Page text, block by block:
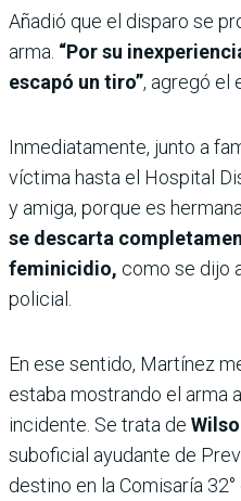
Añadió que el disparo se
arma. “Por su
escapó un tiro”, agregó el
Inmediatamente, junto a
víctima hasta el Hospital
y amiga, porque es
se descarta
feminicidio, como se dijo
policial.
En ese sentido, Martínez
estaba mostrando el arma
incidente. Se trata de
suboficial ayudante de
destino en la Comisaría 32°